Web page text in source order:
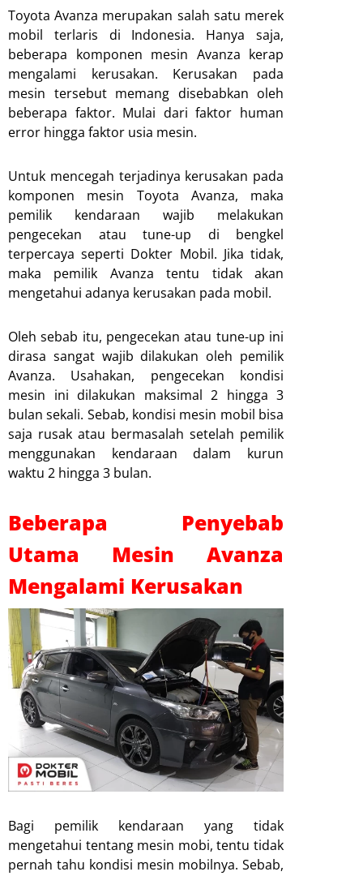
Toyota Avanza merupakan salah satu merek
mobil terlaris di Indonesia. Hanya saja,
beberapa komponen mesin Avanza kerap
mengalami kerusakan. Kerusakan pada
mesin tersebut memang disebabkan oleh
beberapa faktor. Mulai dari faktor human
error hingga faktor usia mesin.
Untuk mencegah terjadinya kerusakan pada
komponen mesin Toyota Avanza, maka
pemilik kendaraan wajib melakukan
pengecekan atau tune-up di bengkel
terpercaya seperti Dokter Mobil. Jika tidak,
maka pemilik Avanza tentu tidak akan
mengetahui adanya kerusakan pada mobil.
Oleh sebab itu, pengecekan atau tune-up ini
dirasa sangat wajib dilakukan oleh pemilik
Avanza. Usahakan, pengecekan kondisi
mesin ini dilakukan maksimal 2 hingga 3
bulan sekali. Sebab, kondisi mesin mobil bisa
saja rusak atau bermasalah setelah pemilik
menggunakan kendaraan dalam kurun
waktu 2 hingga 3 bulan.
Beberapa Penyebab
Utama Mesin Avanza
Mengalami Kerusakan
Bagi pemilik kendaraan yang tidak
mengetahui tentang mesin mobi, tentu tidak
pernah tahu kondisi mesin mobilnya. Sebab,